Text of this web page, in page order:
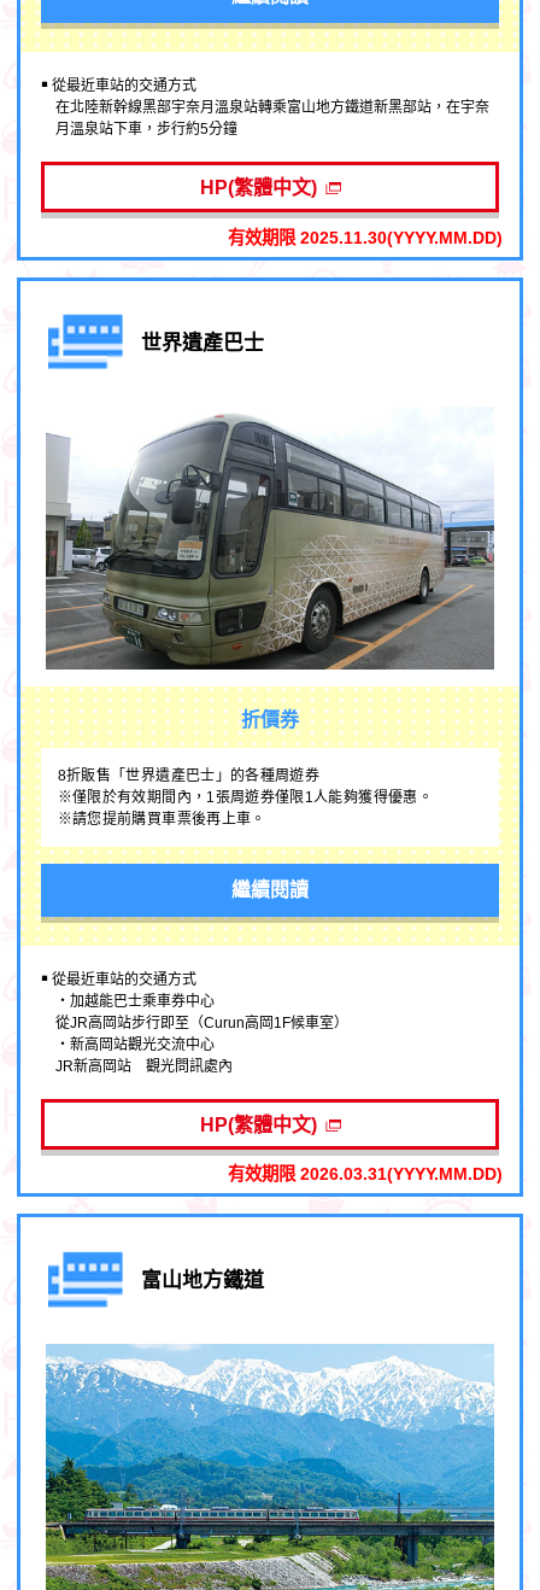
￭ 從最近車站的交通方式
在北陸新幹線黑部宇奈月溫泉站轉乘富山地方鐵道新黑部站，在宇奈
月溫泉站下車，步行約5分鐘
HP(繁體中文)
有效期限 2025.11.30(YYYY.MM.DD)
世界遺產巴士
折價券
8折販售「世界遺產巴士」的各種周遊券
※僅限於有效期間內，1張周遊券僅限1人能夠獲得優惠。
※請您提前購買車票後再上車。
繼續閱讀
￭ 從最近車站的交通方式
・加越能巴士乘車券中心
從JR高岡站步行即至（Curun高岡1F候車室）
・新高岡站觀光交流中心
JR新高岡站 觀光問訊處內
HP(繁體中文)
有效期限 2026.03.31(YYYY.MM.DD)
富山地方鐵道